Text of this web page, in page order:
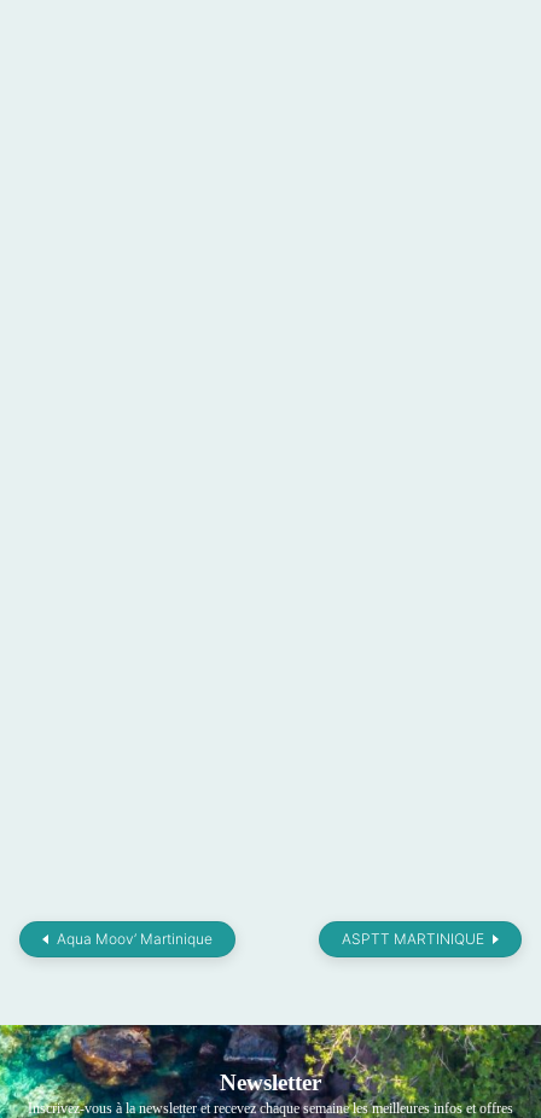
Aqua Moov’ Martinique ASPTT MARTINIQUE
Newsletter
Inscrivez-vous à la newsletter et recevez chaque semaine les meilleures infos et offres